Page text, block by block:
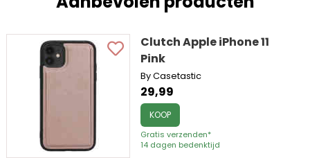
Clutch Apple iPhone 11
Pink
By Casetastic
29,99
KOOP
Gratis verzenden*
14 dagen bedenktijd